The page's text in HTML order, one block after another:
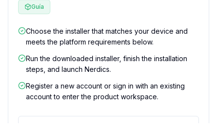
Guía
Choose the installer that matches your device and
meets the platform requirements below.
Run the downloaded installer, finish the installation
steps, and launch Nerdics.
Register a new account or sign in with an existing
account to enter the product workspace.